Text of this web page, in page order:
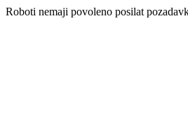
Roboti nemaji povoleno posilat